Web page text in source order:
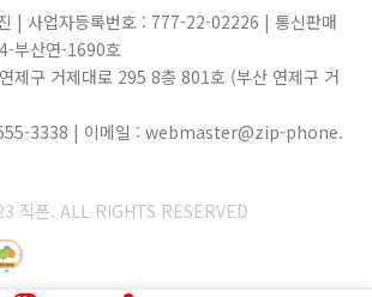
| 사업자등록번호 : 777-22-02226 | 통신판매
부산연-1690호
제구 거제대로 295 8층 801호 (부산 연제구 거
3338 | 이메일 : webmaster@zip-phone.
직폰. ALL RIGHTS RESERVED